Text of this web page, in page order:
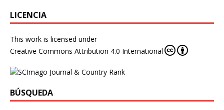
LICENCIA
This work is licensed under
Creative Commons Attribution 4.0 International
BÚSQUEDA